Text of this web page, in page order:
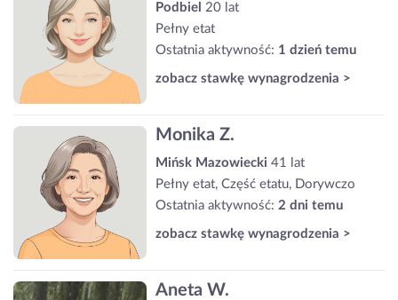
Podbiel 20 lat
Pełny etat
Ostatnia aktywność: 1 dzień temu
zobacz stawkę wynagrodzenia >
Monika Z.
Mińsk Mazowiecki 41 lat
Pełny etat, Część etatu, Dorywczo
Ostatnia aktywność: 2 dni temu
zobacz stawkę wynagrodzenia >
Aneta W.